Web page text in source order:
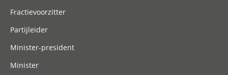
Fractievoorzitter
Partijleider
Minister-president
Minister